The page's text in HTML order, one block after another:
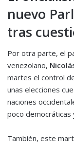
nuevo
tras
Por otra parte, el
venezolano,
martes el control
unas elecciones
naciones
poco
También, este